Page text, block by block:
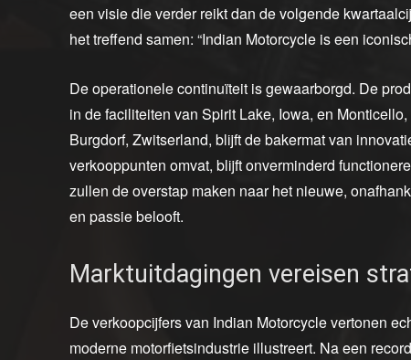
een visie die verder reikt dan de volgende
het treffend samen: “Indian Motorcycle is een
De operationele continuïteit is gewaarborgd. De
in de faciliteiten van Spirit Lake, Iowa, en
Burgdorf, Zwitserland, blijft de bakermat van
verkooppunten omvat, blijft onverminderd
zullen de overstap maken naar het nieuwe,
en passie belooft.
Marktuitdagingen vereisen
De verkoopcijfers van Indian Motorcycle vertonen
moderne motorfietsindustrie illustreert. Na een